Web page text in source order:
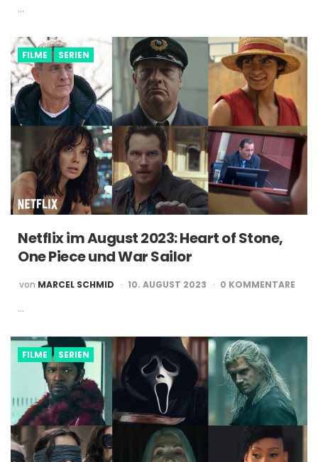
…
FILME SERIEN
Netflix im August 2023: Heart of Stone,
One Piece und War Sailor
POSTED
BY
von MARCEL SCHMID 10. AUGUST 2023 0 KOMMENTARE
…
FILME SERIEN